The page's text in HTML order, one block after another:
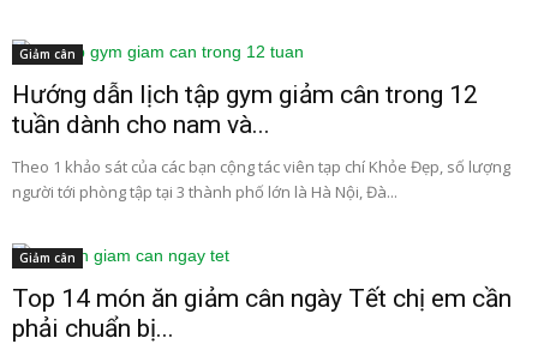
Giảm cân
Hướng dẫn lịch tập gym giảm cân trong 12
tuần dành cho nam và...
Theo 1 khảo sát của các bạn cộng tác viên tạp chí Khỏe Đẹp, số lượng
người tới phòng tập tại 3 thành phố lớn là Hà Nội, Đà...
Giảm cân
Top 14 món ăn giảm cân ngày Tết chị em cần
phải chuẩn bị...